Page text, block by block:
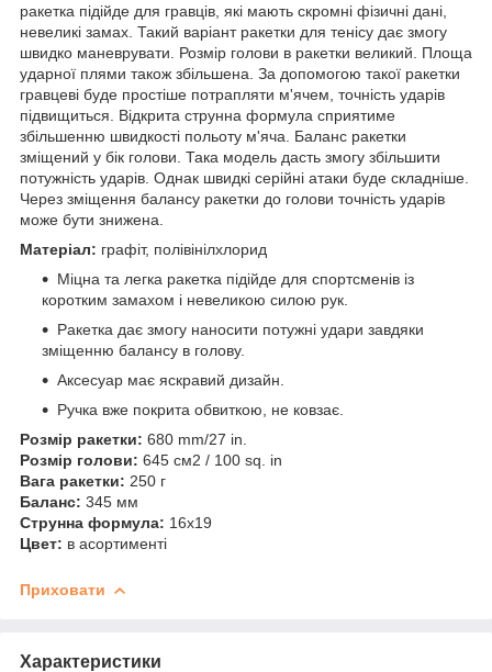
ракетка підійде для гравців, які мають скромні фізичні дані,
невеликі замах. Такий варіант ракетки для тенісу дає змогу
швидко маневрувати. Розмір голови в ракетки великий. Площа
ударної плями також збільшена. За допомогою такої ракетки
гравцеві буде простіше потрапляти м'ячем, точність ударів
підвищиться. Відкрита струнна формула сприятиме
збільшенню швидкості польоту м'яча. Баланс ракетки
зміщений у бік голови. Така модель дасть змогу збільшити
потужність ударів. Однак швидкі серійні атаки буде складніше.
Через зміщення балансу ракетки до голови точність ударів
може бути знижена.
Матеріал: графіт, полівінілхлорид
Міцна та легка ракетка підійде для спортсменів із
коротким замахом і невеликою силою рук.
Ракетка дає змогу наносити потужні удари завдяки
зміщенню балансу в голову.
Аксесуар має яскравий дизайн.
Ручка вже покрита обвиткою, не ковзає.
Розмір ракетки: 680 mm/27 in.
Розмір голови: 645 см2 / 100 sq. in
Вага ракетки: 250 г
Баланс: 345 мм
Струнна формула: 16x19
Цвет: в асортименті
Приховати
Характеристики